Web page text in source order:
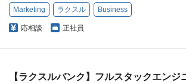
Marketing ラクスル Business
応相談 正社員
【ラクスルバンク】フルスタックエンジ